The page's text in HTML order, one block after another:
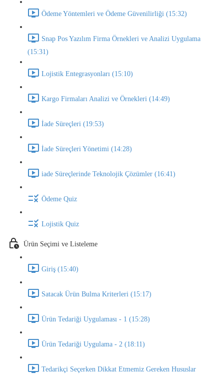
Ödeme Yöntemleri ve Ödeme Güvenilirliği (15:32)
Snap Pos Yazılım Firma Örnekleri ve Analizi Uygulama
(15:31)
Lojistik Entegrasyonları (15:10)
Kargo Firmaları Analizi ve Örnekleri (14:49)
İade Süreçleri (19:53)
İade Süreçleri Yönetimi (14:28)
iade Süreçlerinde Teknolojik Çözümler (16:41)
Ödeme Quiz
Lojistik Quiz
Ürün Seçimi ve Listeleme
Giriş (15:40)
Satacak Ürün Bulma Kriterleri (15:17)
Ürün Tedariği Uygulaması - 1 (15:28)
Ürün Tedariği Uygulama - 2 (18:11)
Tedarikçi Seçerken Dikkat Etmemiz Gereken Hususlar